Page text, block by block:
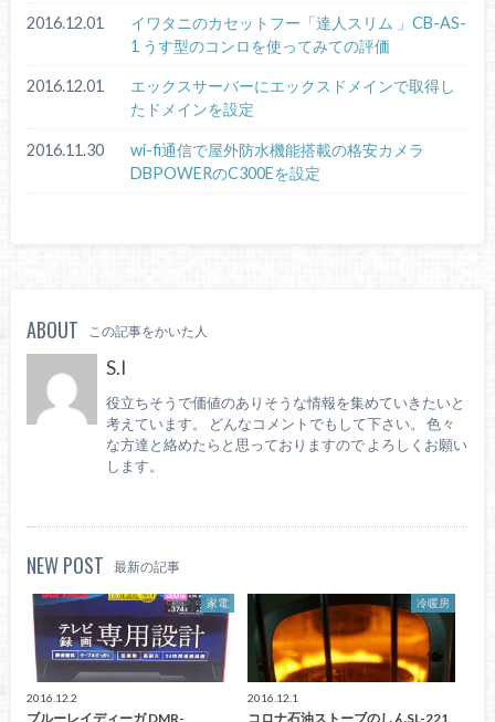
2016.12.01
イワタニのカセットフー「達人スリム 」CB-AS-
1 うす型のコンロを使ってみての評価
2016.12.01
エックスサーバーにエックスドメインで取得し
たドメインを設定
2016.11.30
wi-fi通信で屋外防水機能搭載の格安カメラ
DBPOWERのC300Eを設定
ABOUT この記事をかいた人
S.I
役立ちそうで価値のありそうな情報を集めていきたいと
考えています。 どんなコメントでもして下さい。 色々
な方達と絡めたらと思っておりますので よろしくお願い
します。
NEW POST 最新の記事
家電
2016.12.2
ブルーレイディーガ DMR-
冷暖房
2016.12.1
コロナ石油ストーブのしんSL-221